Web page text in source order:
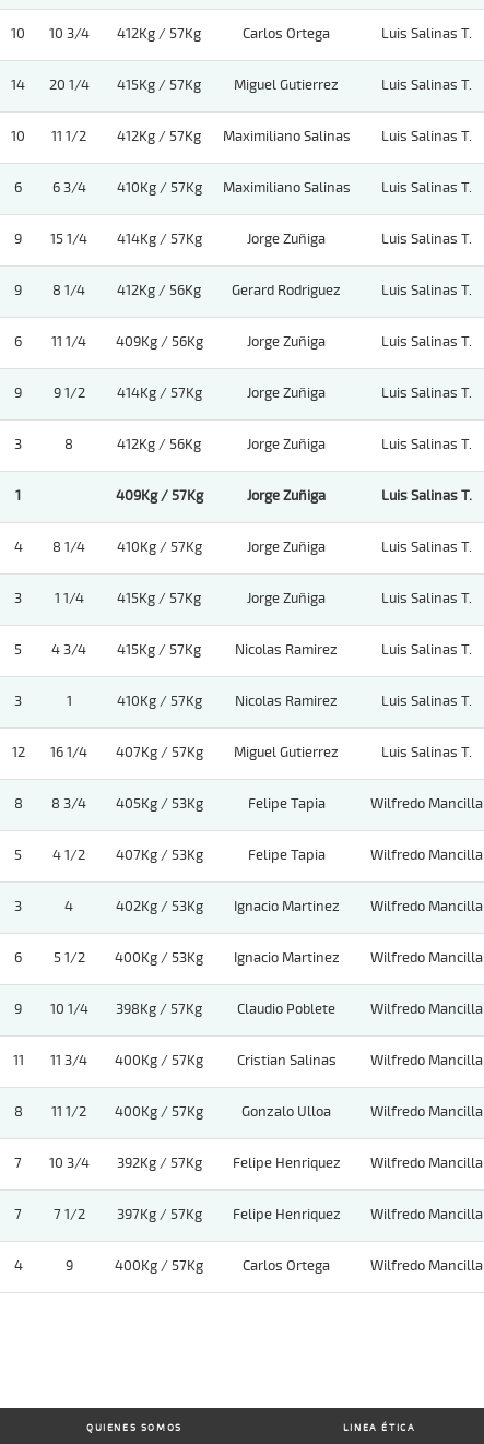
10 10 3/4 412Kg / 57Kg Carlos Ortega Luis Salinas T.
14 20 1/4 415Kg / 57Kg Miguel Gutierrez Luis Salinas T.
10 11 1/2 412Kg / 57Kg Maximiliano Salinas Luis Salinas T.
6 6 3/4 410Kg / 57Kg Maximiliano Salinas Luis Salinas T.
9 15 1/4 414Kg / 57Kg Jorge Zuñiga Luis Salinas T.
9 8 1/4 412Kg / 56Kg Gerard Rodriguez Luis Salinas T.
6 11 1/4 409Kg / 56Kg Jorge Zuñiga Luis Salinas T.
9 9 1/2 414Kg / 57Kg Jorge Zuñiga Luis Salinas T.
3 8 412Kg / 56Kg Jorge Zuñiga Luis Salinas T.
1 409Kg / 57Kg Jorge Zuñiga Luis Salinas T.
4 8 1/4 410Kg / 57Kg Jorge Zuñiga Luis Salinas T.
3 1 1/4 415Kg / 57Kg Jorge Zuñiga Luis Salinas T.
5 4 3/4 415Kg / 57Kg Nicolas Ramirez Luis Salinas T.
3 1 410Kg / 57Kg Nicolas Ramirez Luis Salinas T.
12 16 1/4 407Kg / 57Kg Miguel Gutierrez Luis Salinas T.
8 8 3/4 405Kg / 53Kg Felipe Tapia Wilfredo Mancilla
5 4 1/2 407Kg / 53Kg Felipe Tapia Wilfredo Mancilla
3 4 402Kg / 53Kg Ignacio Martinez Wilfredo Mancilla
6 5 1/2 400Kg / 53Kg Ignacio Martinez Wilfredo Mancilla
9 10 1/4 398Kg / 57Kg Claudio Poblete Wilfredo Mancilla
11 11 3/4 400Kg / 57Kg Cristian Salinas Wilfredo Mancilla
8 11 1/2 400Kg / 57Kg Gonzalo Ulloa Wilfredo Mancilla
7 10 3/4 392Kg / 57Kg Felipe Henriquez Wilfredo Mancilla
7 7 1/2 397Kg / 57Kg Felipe Henriquez Wilfredo Mancilla
4 9 400Kg / 57Kg Carlos Ortega Wilfredo Mancilla
QUIENES SOMOS LINEA ÉTICA